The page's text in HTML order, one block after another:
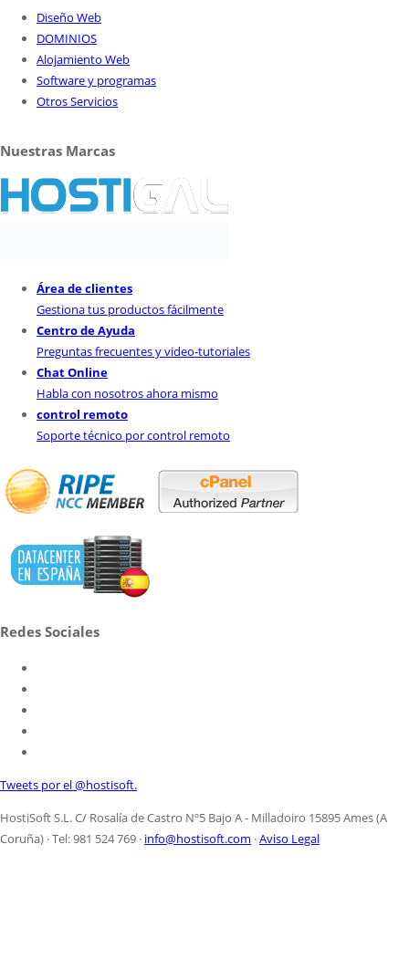
Diseño Web
DOMINIOS
Alojamiento Web
Software y programas
Otros Servicios
Nuestras Marcas
Área de clientes
Gestiona tus productos fácilmente
Centro de Ayuda
Preguntas frecuentes y video-tutoriales
Chat Online
Habla con nosotros ahora mismo
control remoto
Soporte técnico por control remoto
Redes Sociales
Tweets por el @hostisoft.
HostiSoft S.L. C/ Rosalía de Castro Nº5 Bajo A - Milladoiro 15895 Ames (A
Coruña) · Tel: 981 524 769 · info@hostisoft.com ·Aviso Legal